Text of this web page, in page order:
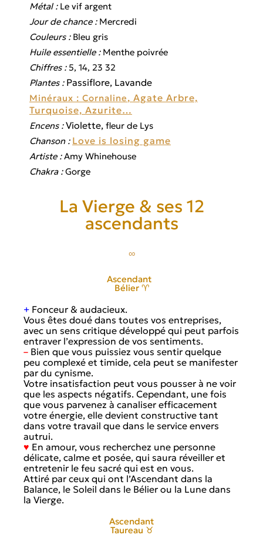
Métal : Le vif argent
Jour de chance : Mercredi
Couleurs :Bleu gris
Huile essentielle : Menthe poivrée
Chiffres :5, 14, 23 32
Plantes : Passiflore, Lavande
Minéraux : Cornaline, Agate Arbre,
Turquoise, Azurite…
Encens : Violette, fleur de Lys
Chanson : Love is losing game
Artiste :Amy Whinehouse
Chakra:Gorge
La Vierge & ses 12
ascendants
∞
Ascendant
Bélier ♈
+ Fonceur & audacieux.
Vous êtes doué dans toutes vos entreprises,
avec un sens critique développé qui peut parfois
entraver l’expression de vos sentiments.
– Bien que vous puissiez vous sentir quelque
peu complexé et timide, cela peut se manifester
par du cynisme.
Votre insatisfaction peut vous pousser à ne voir
que les aspects négatifs. Cependant, une fois
que vous parvenez à canaliser efficacement
votre énergie, elle devient constructive tant
dans votre travail que dans le service envers
autrui.
♥ En amour, vous recherchez une personne
délicate, calme et posée, qui saura réveiller et
entretenir le feu sacré qui est en vous.
Attiré par ceux qui ont l’Ascendant dans la
Balance, le Soleil dans le Bélier ou la Lune dans
la Vierge.
Ascendant
Taureau ♉